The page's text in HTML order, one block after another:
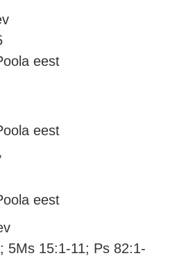
eest
eest
eest
5Ms 15:1-11; Ps 82:1-